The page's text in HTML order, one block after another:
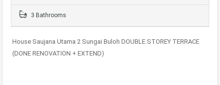
3 Bathrooms
House Saujana Utama 2 Sungai Buloh DOUBLE STOREY TERRACE
(DONE RENOVATION + EXTEND)